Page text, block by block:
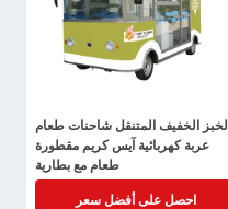
الخبز الخفيف المتنقل شاحنات طعام
عربة كهربائية آيس كريم مقطورة
طعام مع بطارية
احصل على أفضل سعر